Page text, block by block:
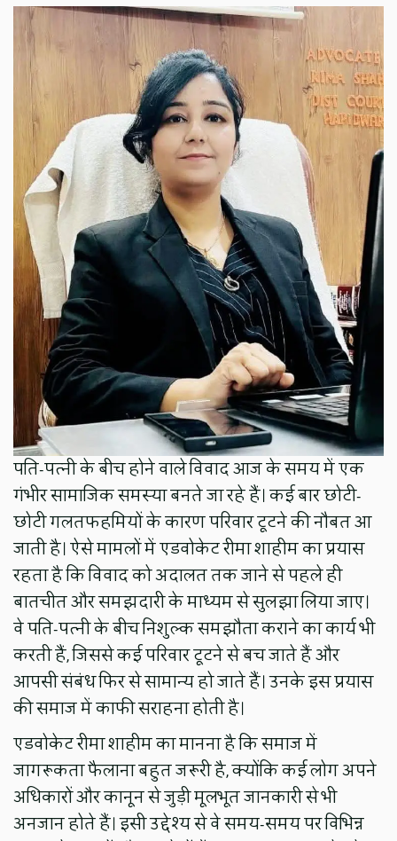
पति-पत्नी के बीच होने वाले विवाद आज के समय में एक
गंभीर सामाजिक समस्या बनते जा रहे हैं। कई बार छोटी-
छोटी गलतफहमियों के कारण परिवार टूटने की नौबत आ
जाती है। ऐसे मामलों में एडवोकेट रीमा शाहीम का प्रयास
रहता है कि विवाद को अदालत तक जाने से पहले ही
बातचीत और समझदारी के माध्यम से सुलझा लिया जाए।
वे पति-पत्नी के बीच निशुल्क समझौता कराने का कार्य भी
करती हैं, जिससे कई परिवार टूटने से बच जाते हैं और
आपसी संबंध फिर से सामान्य हो जाते हैं। उनके इस प्रयास
की समाज में काफी सराहना होती है।
एडवोकेट रीमा शाहीम का मानना है कि समाज में
जागरूकता फैलाना बहुत जरूरी है, क्योंकि कई लोग अपने
अधिकारों और कानून से जुड़ी मूलभूत जानकारी से भी
अनजान होते हैं। इसी उद्देश्य से वे समय-समय पर विभिन्न